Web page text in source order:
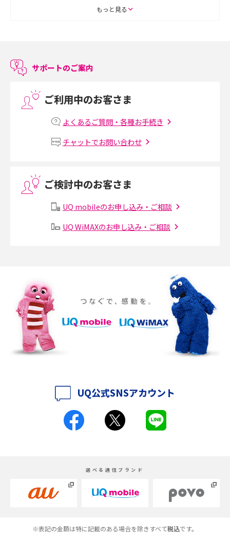
ASMRとは？初心者向けの代表ジャンルや楽しみ方を解説
LINEで友だちを削除する方法は？方法ごとの影響や復活・復元する方法も
プリペイドSIMとは？種類やメリット・デメリット、利用までの流れを解説
Threads（スレッズ）とは？主な機能や登録方法、投稿の仕方を解説
Instagram（インスタグラム）でスクショするとバレる？バレるケースや撮
iPhone 16eとiPhone SE（第3世代）の違いは？サイズやスペックを比較し
て解説
iPhone 16eとiPhone 14を徹底比較！スペック・機能の違いをわかりやすく
紹介
iPhone 16とiPhone 15の違いは？カメラ・スペック・機能を徹底比較
iPhoneの機種変更のやり方は？事前準備・手順やデータ移行方法をわかり
Androidスマホとは？特徴やメリット・デメリット、おススメ機種を紹介
高校生にスマホ制限は必要？所持率やメリット・デメリットを詳しく紹介
もっと見る
サポートのご案内
ご利用中のお客さま
よくあるご質問・各種お手続き
チャットでお問い合わせ
ご検討中のお客さま
UQ mobileのお申し込み・ご相談
UQ WiMAXのお申し込み・ご相談
UQ公式SNSアカウント
選べる通信ブランド
※表記の金額は特に記載のある場合を除きすべて税込です。